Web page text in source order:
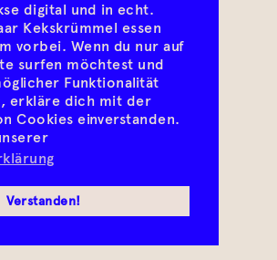
digital und in echt.
Kekskrümmel essen
vorbei. Wenn du nur auf
surfen möchtest und
Funktionalität
erkläre dich mit der
Cookies einverstanden.
Verstanden!